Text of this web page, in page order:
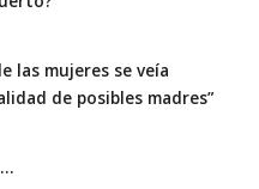
las mujeres se veía
de posibles madres”